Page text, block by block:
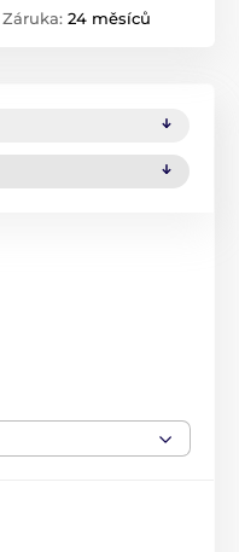
Záruka: 24 měsíců